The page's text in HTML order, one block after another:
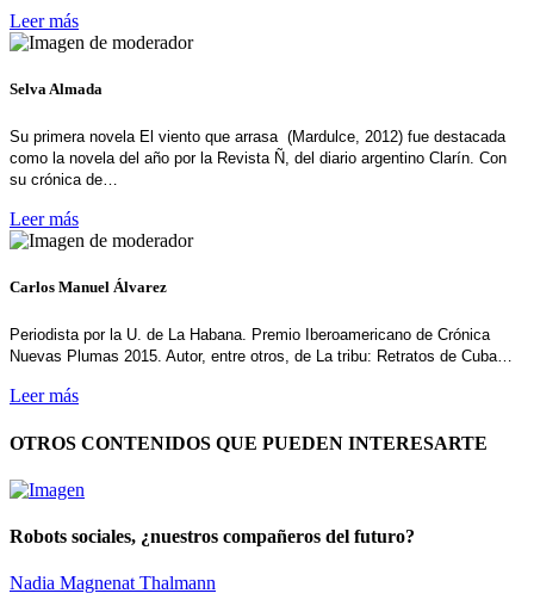
Leer más
Selva Almada
Su primera novela El viento que arrasa (Mardulce, 2012) fue destacada
como la novela del año por la Revista Ñ, del diario argentino Clarín. Con
su crónica de…
Leer más
Carlos Manuel Álvarez
Periodista por la U. de La Habana. Premio Iberoamericano de Crónica
Nuevas Plumas 2015. Autor, entre otros, de La tribu: Retratos de Cuba…
Leer más
OTROS CONTENIDOS QUE PUEDEN INTERESARTE
Robots sociales, ¿nuestros compañeros del futuro?
Nadia Magnenat Thalmann